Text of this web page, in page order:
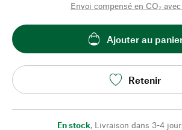
Envoi compensé en CO₂ avec
Ajouter au
Retenir
En stock, Livraison dans 3-4